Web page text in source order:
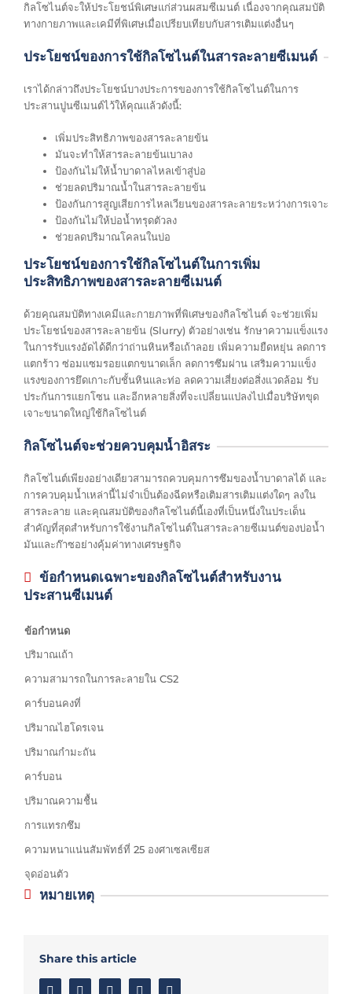
กิลโซไนต์จะให้ประโยชน์พิเศษแก่ส่วนผสมซีเมนต์ เนื่องจากคุณสมบัติ
ทางกายภาพและเคมีที่พิเศษเมื่อเปรียบเทียบกับสารเติมแต่งอื่นๆ
ประโยชน์ของการใช้กิลโซไนต์ในสารละลายซีเมนต์
เราได้กล่าวถึงประโยชน์บางประการของการใช้กิลโซไนต์ในการ
ประสานปูนซีเมนต์ไว้ให้คุณแล้วดังนี้:
เพิ่มประสิทธิภาพของสารละลายข้น
มันจะทำให้สารละลายข้นเบาลง
ป้องกันไม่ให้น้ำบาดาลไหลเข้าสู่บ่อ
ช่วยลดปริมาณน้ำในสารละลายข้น
ป้องกันการสูญเสียการไหลเวียนของสารละลายระหว่างการเจาะ
ป้องกันไม่ให้บ่อน้ำทรุดตัวลง
ช่วยลดปริมาณโคลนในบ่อ
ประโยชน์ของการใช้กิลโซไนต์ในการเพิ่ม
ประสิทธิภาพของสารละลายซีเมนต์
ด้วยคุณสมบัติทางเคมีและกายภาพที่พิเศษของกิลโซไนต์ จะช่วยเพิ่ม
ประโยชน์ของสารละลายข้น (Slurry) ตัวอย่างเช่น รักษาความแข็งแรง
ในการรับแรงอัดได้ดีกว่าถ่านหินหรือเถ้าลอย เพิ่มความยืดหยุ่น ลดการ
แตกร้าว ซ่อมแซมรอยแตกขนาดเล็ก ลดการซึมผ่าน เสริมความแข็ง
แรงของการยึดเกาะกับชั้นหินและท่อ ลดความเสี่ยงต่อสิ่งแวดล้อม รับ
ประกันการแยกโซน และอีกหลายสิ่งที่จะเปลี่ยนแปลงไปเมื่อบริษัทขุด
เจาะขนาดใหญ่ใช้กิลโซไนต์
กิลโซไนต์จะช่วยควบคุมน้ำอิสระ
กิลโซไนต์เพียงอย่างเดียวสามารถควบคุมการซึมของน้ำบาดาลได้ และ
การควบคุมน้ำเหล่านี้ไม่จำเป็นต้องฉีดหรือเติมสารเติมแต่งใดๆ ลงใน
สารละลาย และคุณสมบัติของกิลโซไนต์นี้เองที่เป็นหนึ่งในประเด็น
สำคัญที่สุดสำหรับการใช้งานกิลโซไนต์ในสารละลายซีเมนต์ของบ่อน้ำ
มันและก๊าซอย่างคุ้มค่าทางเศรษฐกิจ
ข้อกำหนดเฉพาะของกิลโซไนต์สำหรับงาน
ประสานซีเมนต์
ข้อกำหนด
ปริมาณเถ้า
ความสามารถในการละลายใน CS2
คาร์บอนคงที่
ปริมาณไฮโดรเจน
ปริมาณกำมะถัน
คาร์บอน
ปริมาณความชื้น
การแทรกซึม
ความหนาแน่นสัมพัทธ์ที่ 25 องศาเซลเซียส
จุดอ่อนตัว
หมายเหตุ
Share this article
FacebookTwitter LinkedinGoogle+